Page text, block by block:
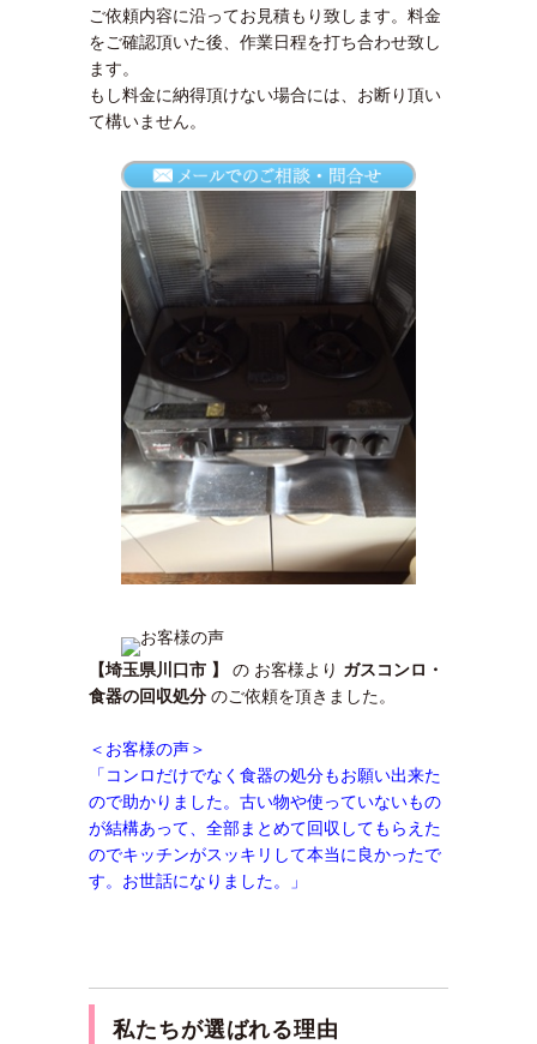
ご依頼内容に沿ってお見積もり致します。料金
をご確認頂いた後、作業日程を打ち合わせ致し
ます。
もし料金に納得頂けない場合には、お断り頂い
て構いません。
【埼玉県川口市 】 の お客様より ガスコンロ・
食器の回収処分 のご依頼を頂きました。
＜お客様の声＞
「コンロだけでなく食器の処分もお願い出来た
ので助かりました。古い物や使っていないもの
が結構あって、全部まとめて回収してもらえた
のでキッチンがスッキリして本当に良かったで
す。お世話になりました。」
私たちが選ばれる理由